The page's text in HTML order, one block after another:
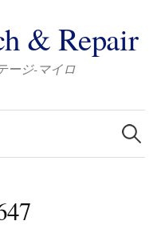
& Repair
ージ-マイロ
検
索: